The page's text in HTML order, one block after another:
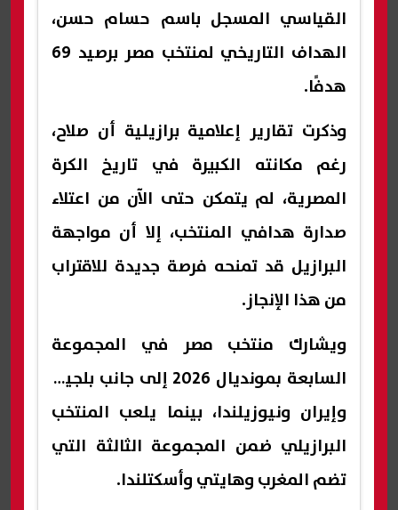
القياسي المسجل باسم حسام حسن،
الهداف التاريخي لمنتخب مصر برصيد 69
هدفًا.
وذكرت تقارير إعلامية برازيلية أن صلاح،
رغم مكانته الكبيرة في تاريخ الكرة
المصرية، لم يتمكن حتى الآن من اعتلاء
صدارة هدافي المنتخب، إلا أن مواجهة
البرازيل قد تمنحه فرصة جديدة للاقتراب
من هذا الإنجاز.
ويشارك منتخب مصر في المجموعة
السابعة بمونديال 2026 إلى جانب بلجيكا
وإيران ونيوزيلندا، بينما يلعب المنتخب
البرازيلي ضمن المجموعة الثالثة التي
تضم المغرب وهايتي وأسكتلندا.